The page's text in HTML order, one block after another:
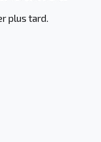
plus tard.